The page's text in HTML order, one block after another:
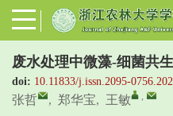
废水处理中微藻-细菌共
doi: 10.11833/j.issn.2095-
张哲 , 郑华宝, 王敏 ,